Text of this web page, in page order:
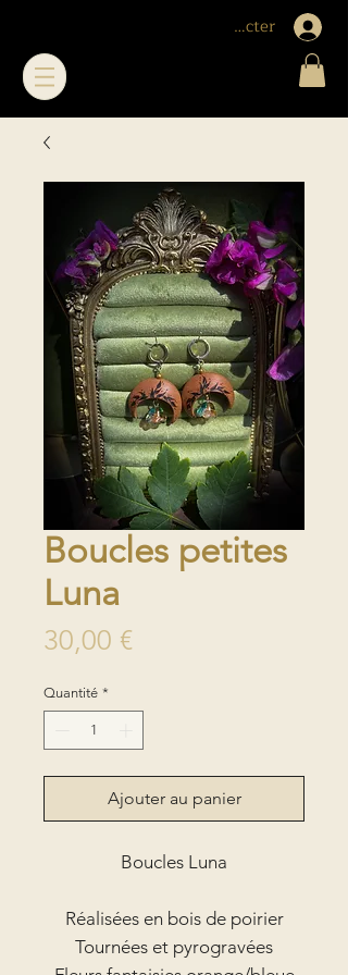
Me connecter
Boucles petites
Luna
30,00 €Prix
Quantité *
Ajouter au panier
Boucles Luna
Réalisées en bois de poirier
Tournées et pyrogravées